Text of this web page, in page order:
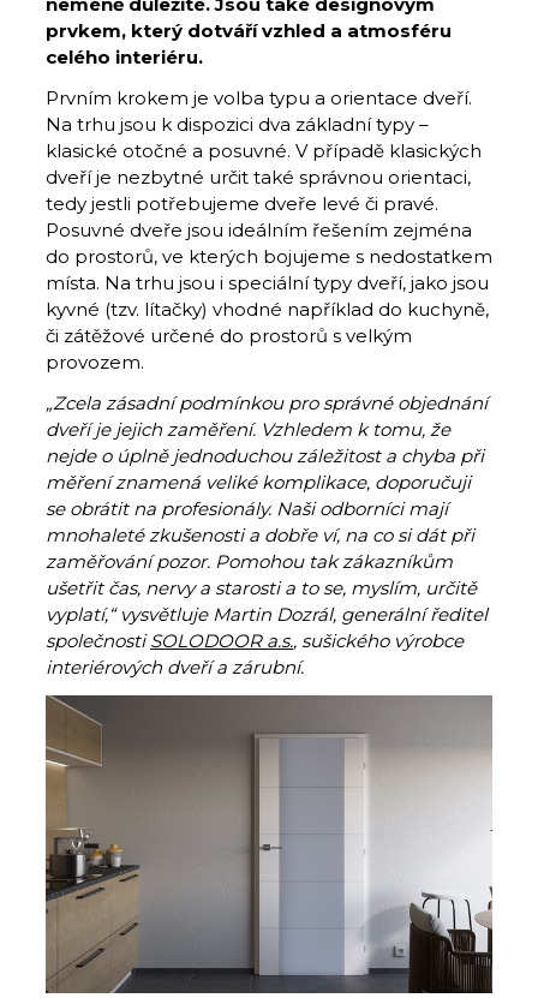
prvkem, který dotváří vzhled a atmosféru
celého interiéru.
Prvním krokem je volba typu a orientace dveří.
Na trhu jsou k dispozici dva základní typy –
klasické otočné a posuvné. V případě klasických
dveří je nezbytné určit také správnou orientaci,
tedy jestli potřebujeme dveře levé či pravé.
Posuvné dveře jsou ideálním řešením zejména
do prostorů, ve kterých bojujeme s nedostatkem
místa. Na trhu jsou i speciální typy dveří, jako jsou
kyvné (tzv. lítačky) vhodné například do kuchyně,
či zátěžové určené do prostorů s velkým
provozem.
„Zcela zásadní podmínkou pro správné objednání
dveří je jejich zaměření. Vzhledem k tomu, že
nejde o úplně jednoduchou záležitost a chyba při
měření znamená veliké komplikace, doporučuji
se obrátit na profesionály. Naši odborníci mají
mnohaleté zkušenosti a dobře ví, na co si dát při
zaměřování pozor. Pomohou tak zákazníkům
ušetřit čas, nervy a starosti a to se, myslím, určitě
vyplatí,“ vysvětluje Martin Dozrál, generální ředitel
společnostiSOLODOOR a.s., sušického výrobce
interiérových dveří a zárubní.